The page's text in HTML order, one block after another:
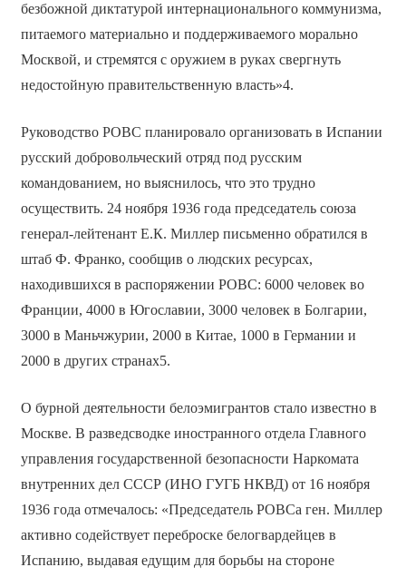
безбожной диктатурой интернационального коммунизма,
питаемого материально и поддерживаемого морально
Москвой, и стремятся с оружием в руках свергнуть
недостойную правительственную власть»4.
Руководство РОВС планировало организовать в Испании
русский добровольческий отряд под русским
командованием, но выяснилось, что это трудно
осуществить. 24 ноября 1936 года председатель союза
генерал-лейтенант Е.К. Миллер письменно обратился в
штаб Ф. Франко, сообщив о людских ресурсах,
находившихся в распоряжении РОВС: 6000 человек во
Франции, 4000 в Югославии, 3000 человек в Болгарии,
3000 в Маньчжурии, 2000 в Китае, 1000 в Германии и
2000 в других странах5.
О бурной деятельности белоэмигрантов стало известно в
Москве. В разведсводке иностранного отдела Главного
управления государственной безопасности Наркомата
внутренних дел СССР (ИНО ГУГБ НКВД) от 16 ноября
1936 года отмечалось: «Председатель РОВСа ген. Миллер
активно содействует переброске белогвардейцев в
Испанию, выдавая едущим для борьбы на стороне